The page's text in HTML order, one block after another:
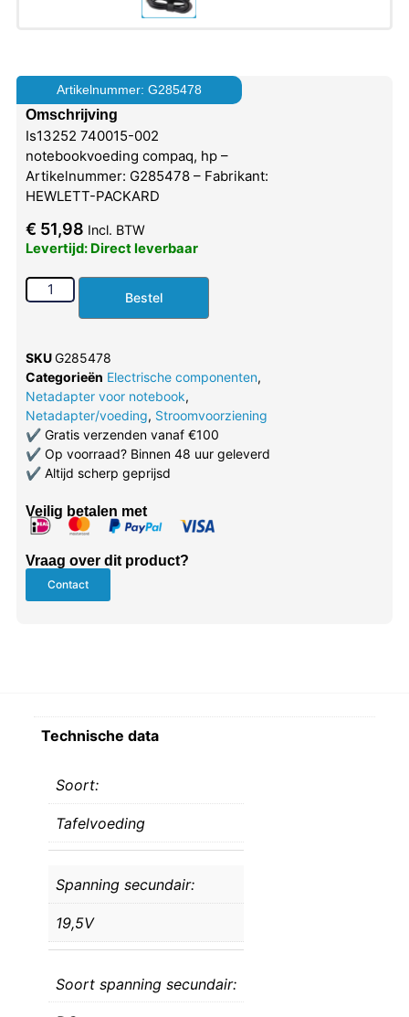
Artikelnummer: G285478
Omschrijving
Is13252 740015-002
notebookvoeding compaq, hp –
Artikelnummer: G285478 – Fabrikant:
HEWLETT-PACKARD
€ 51,98 Incl. BTW
Levertijd: Direct leverbaar
Bestel
SKUG285478
Categorieën Electrische componenten,
Netadapter voor notebook,
Netadapter/voeding, Stroomvoorziening
✔Gratis verzenden vanaf €100
✔Op voorraad? Binnen 48 uur geleverd
✔Altijd scherp geprijsd
Veilig betalen met
Vraag over dit product?
Contact
Technische data
Soort:
Tafelvoeding
Spanning secundair:
19,5V
Soort spanning secundair: